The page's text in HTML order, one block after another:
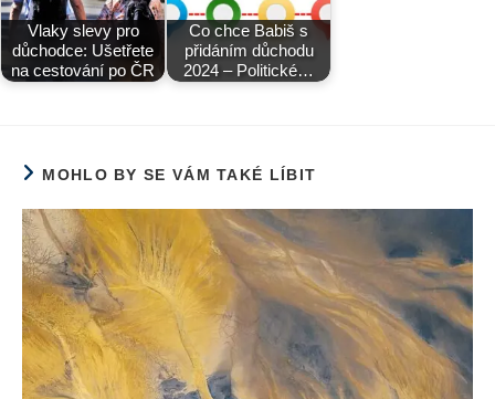
Vlaky slevy pro
důchodce: Ušetřete
na cestování po ČR
Co chce Babiš s
přidáním důchodu
2024 – Politické…
MOHLO BY SE VÁM TAKÉ LÍBIT